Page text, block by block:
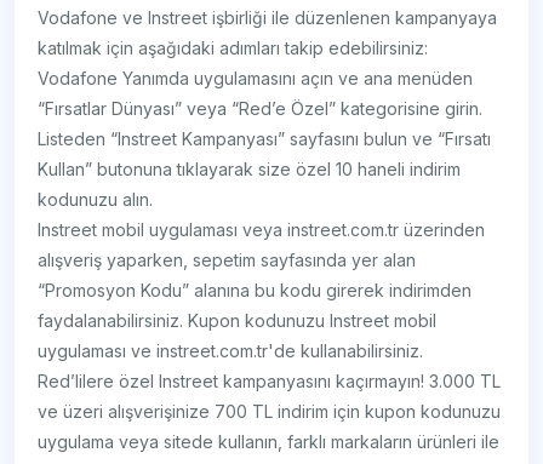
Vodafone ve Instreet işbirliği ile düzenlenen kampanyaya
katılmak için aşağıdaki adımları takip edebilirsiniz:
Vodafone Yanımda uygulamasını açın ve ana menüden
“Fırsatlar Dünyası” veya “Red’e Özel” kategorisine girin.
Listeden “Instreet Kampanyası” sayfasını bulun ve “Fırsatı
Kullan” butonuna tıklayarak size özel 10 haneli indirim
kodunuzu alın.
Instreet mobil uygulaması veya instreet.com.tr üzerinden
alışveriş yaparken, sepetim sayfasında yer alan
“Promosyon Kodu” alanına bu kodu girerek indirimden
faydalanabilirsiniz. Kupon kodunuzu Instreet mobil
uygulaması ve instreet.com.tr'de kullanabilirsiniz.
Red’lilere özel Instreet kampanyasını kaçırmayın! 3.000 TL
ve üzeri alışverişinize 700 TL indirim için kupon kodunuzu
uygulama veya sitede kullanın, farklı markaların ürünleri ile